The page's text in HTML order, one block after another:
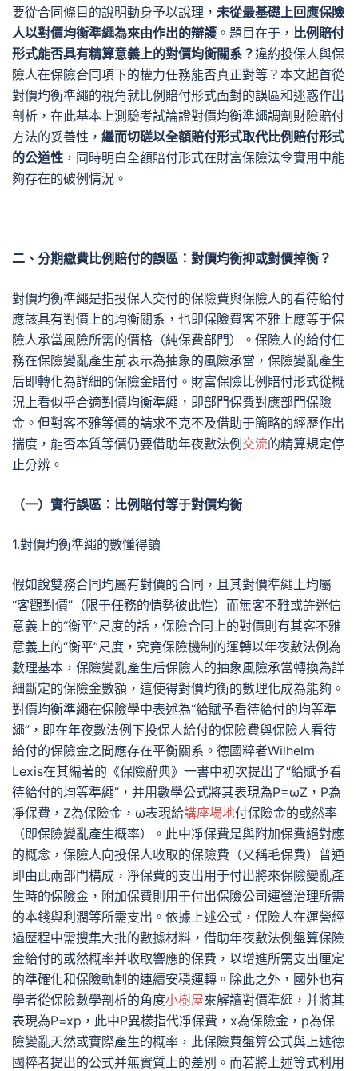
要從合同條目的說明動身予以說理， 未從最基礎上回應保險
人以對價均衡準繩為來由作出的辯護 。題目在于， 比例賠付
形式能否具有精算意義上的對價均衡關系？違約投保人與保
險人在保險合同項下的權力任務能否真正對等？本文起首從
對價均衡準繩的視角就比例賠付形式面對的誤區和迷惑作出
剖析，在此基本上測驗考試論證對價均衡準繩調劑財險賠付
方法的妥善性， 繼而切磋以全額賠付形式取代比例賠付形式
的公道性 ，同時明白全額賠付形式在財富保險法令實用中能
夠存在的破例情況。
二、分期繳費比例賠付的誤區：對價均衡抑或對價掉衡？
對價均衡準繩是指投保人交付的保險費與保險人的看待給付
應該具有對價上的均衡關系，也即保險費客不雅上應等于保
險人承當風險所需的價格（純保費部門）。保險人的給付任
務在保險變亂產生前表示為抽象的風險承當，保險變亂產生
后即轉化為詳細的保險金賠付。財富保險比例賠付形式從概
況上看似乎合適對價均衡準繩，即部門保費對應部門保險
金。但對客不雅等價的請求不克不及借助于簡略的經歷作出
揣度，能否本質等價仍要借助年夜數法例 交流的精算規定停
止分辨。
（一）實行誤區：比例賠付等于對價均衡
1.對價均衡準繩的數懂得讀
假如說雙務合同均屬有對價的合同，且其對價準繩上均屬
“客觀對價”（限于任務的情勢彼此性）而無客不雅或許迷信
意義上的“衡平”尺度的話，保險合同上的對價則有其客不雅
意義上的“衡平”尺度，究竟保險機制的運轉以年夜數法例為
數理基本，保險變亂產生后保險人的抽象風險承當轉換為詳
細斷定的保險金數額，這使得對價均衡的數理化成為能夠。
對價均衡準繩在保險學中表述為“給賦予看待給付的均等準
繩”，即在年夜數法例下投保人給付的保險費與保險人看待
給付的保險金之間應存在平衡關系。德國粹者Wilhelm
Lexis在其編著的《保險辭典》一書中初次提出了“給賦予看
待給付的均等準繩”，并用數學公式將其表現為P=ωZ，P為
凈保費，Z為保險金，ω表現給講座場地付保險金的或然率
（即保險變亂產生概率）。此中凈保費是與附加保費絕對應
的概念，保險人向投保人收取的保險費（又稱毛保費）普通
即由此兩部門構成，凈保費的支出用于付出將來保險變亂產
生時的保險金，附加保費則用于付出保險公司運營治理所需
的本錢與利潤等所需支出。依據上述公式，保險人在運營經
過歷程中需搜集大批的數據材料，借助年夜數法例盤算保險
金給付的或然概率并收取響應的保費，以增進所需支出厘定
的準確化和保險軌制的連續安穩運轉。除此之外，國外也有
學者從保險數學剖析的角度小樹屋來解讀對價準繩，并將其
表現為P=xp，此中P異樣指代凈保費，x為保險金，p為保
險變亂天然或實際產生的概率，此保險費盤算公式與上述德
國粹者提出的公式并無實質上的差別。而若將上述等式利用